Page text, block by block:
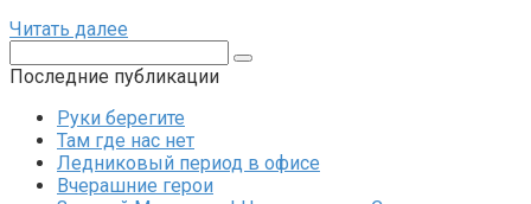
Читать далее
Последние публикации
Руки берегите
Там где нас нет
Ледниковый период в офисе
Вчерашние герои